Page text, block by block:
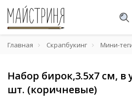
Главная Скрапбукинг Мини-
Набор бирок,3.5х7 см, в
шт. (коричневые)